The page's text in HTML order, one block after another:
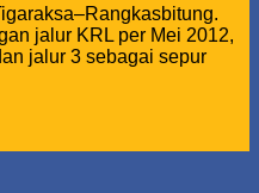
jalur KRL per Mei 2012,
jalur 3 sebagai sepur